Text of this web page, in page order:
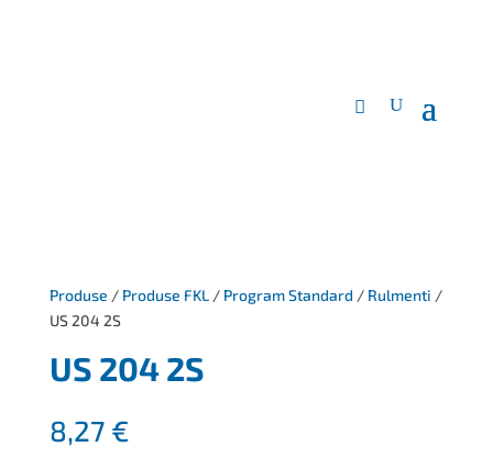
Produse / Produse FKL/ Program Standard / Rulmenti /
US 204 2S
US 204 2S
8,27 €